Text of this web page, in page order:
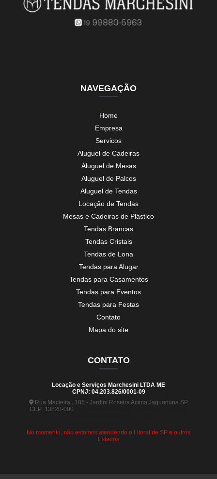
NAVEGAÇÃO
Home
Empresa
Servicos
Aluguel de Cadeiras
Aluguel de Mesas
Aluguel de Palcos
Aluguel de Tendas
Locação de Tendas
Mesas e Cadeiras de Plástico
Tendas Brancas
Tendas Cristais
Tendas de Lona
Tendas para Alugar
Tendas para Casamentos
Tendas para Eventos
Tendas para Festas
Contato
Mapa do site
CONTATO
Locação e Serviços Marchesini LTDA ME
CPNJ: 04.203.826/0001-09
Rua Macieira , 185 - Jardim Roseira Acima Jaguariúna SP
CEP: 13820-000
No momento, não estamos atendendo o Litoral de SP e outros
Estados